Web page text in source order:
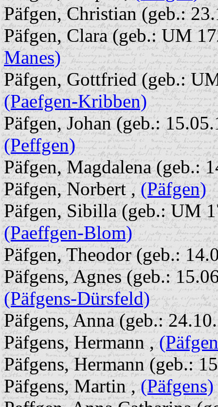
Päfgen, Christian (geb.:
Päfgen, Clara (geb.: UM
Manes)
Päfgen, Gottfried (geb.:
(Paefgen-Kribben)
Päfgen, Johan (geb.:
(Peffgen)
Päfgen, Magdalena (geb.:
Päfgen, Norbert ,(Päfgen)
Päfgen, Sibilla (geb.: UM
(Paeffgen-Blom)
Päfgen, Theodor (geb.:
Päfgens, Agnes (geb.:
(Päfgens-Dürsfeld)
Päfgens, Anna (geb.:
Päfgens, Hermann ,
Päfgens, Hermann (geb.:
Päfgens, Martin ,(Päfgens)